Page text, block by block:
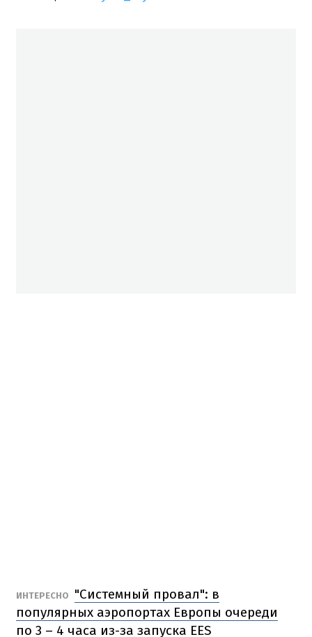
ИНТЕРЕСНО
"Системный провал": в
популярных аэропортах Европы очереди
по 3 – 4 часа из-за запуска EES